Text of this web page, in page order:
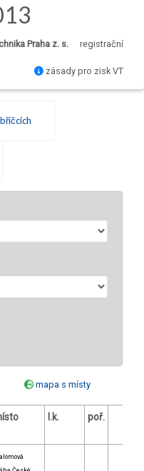
Praha z. s.
registrační
zásady pro zisk VT
mapa s místy
l.k. poř.